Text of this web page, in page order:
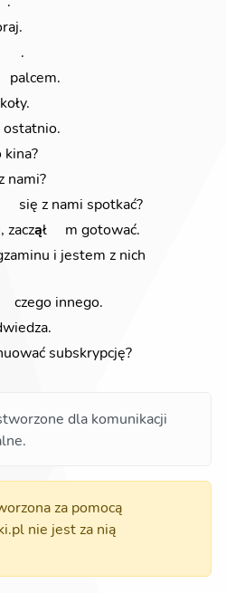
.
palcem.
ostatnio.
kina?
nami?
się z nami spotkać?
zaczął
m gotować.
i jestem z nich
czego innego.
subskrypcję?
dla komunikacji
za pomocą
nie jest za nią